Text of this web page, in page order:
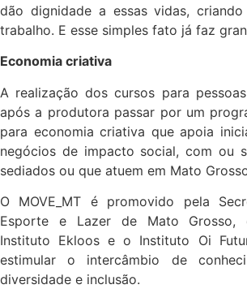
dão dignidade a essas vidas,
trabalho. E esse simples fato já faz
Economia criativa
A realização dos cursos para
após a produtora passar por um
para economia criativa que apoia
negócios de impacto social, com ou
sediados ou que atuem em Mato
O MOVE_MT é promovido pela
Esporte e Lazer de Mato Grosso,
Instituto Ekloos e o Instituto Oi
estimular o intercâmbio de
diversidade e inclusão.